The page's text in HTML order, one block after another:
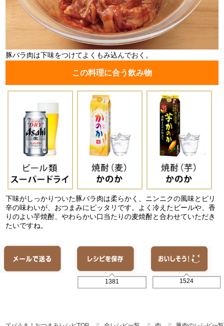
豚バラ肉は下味をつけてよくもみ込んでおく。
この料理に合う飲み物
下味がしっかりついた豚バラ肉は柔らかく、ニンニクの風味とピリ
辛の味わいが、おつまみにピッタリです。よく冷えたビールや、香
りのよい芋焼酎、やわらかい口当たりの麦焼酎と合わせていただき
たいですね。
1381 1524